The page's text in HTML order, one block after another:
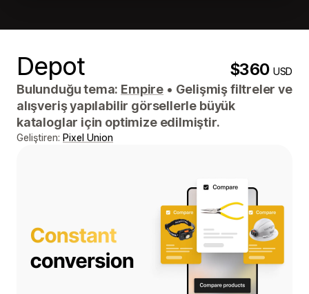
Depot $360USD
Bulunduğu tema: Empire • Gelişmiş filtreler ve
alışveriş yapılabilir görsellerle büyük
kataloglar için optimize edilmiştir.
Geliştiren: Pixel Union